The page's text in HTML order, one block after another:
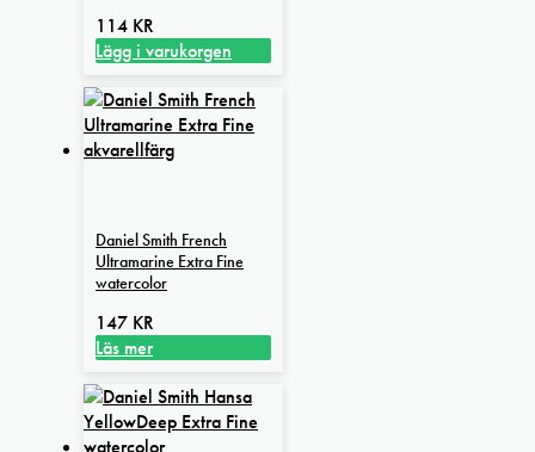
114 KR
Lägg i varukorgen
Daniel Smith French
Ultramarine Extra Fine
watercolor
147 KR
Läs mer